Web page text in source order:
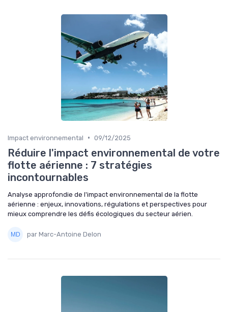
Impact environnemental • 09/12/2025
Réduire l'impact environnemental de votre
flotte aérienne : 7 stratégies
incontournables
Analyse approfondie de l'impact environnemental de la flotte
aérienne : enjeux, innovations, régulations et perspectives pour
mieux comprendre les défis écologiques du secteur aérien.
par Marc-Antoine Delon